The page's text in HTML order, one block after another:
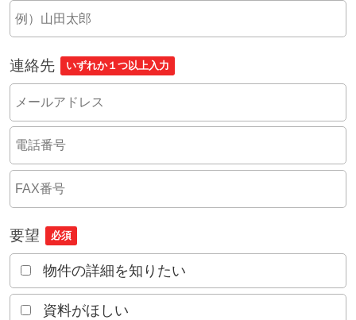
連絡先 いずれか１つ以上入力
要望 必須
物件の詳細を知りたい
資料がほしい